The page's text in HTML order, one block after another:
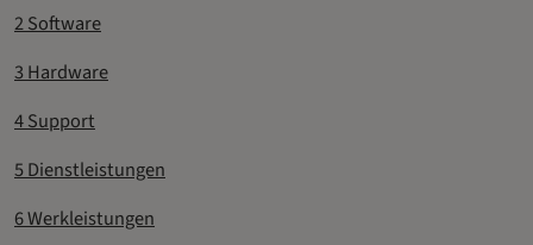
2 Software
3 Hardware
4 Support
5 Dienstleistungen
6 Werkleistungen